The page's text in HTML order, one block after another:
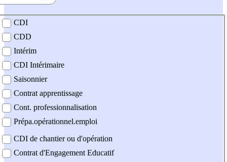
contrat
CDI
CDD
Intérim
CDI Intérimaire
Saisonnier
Contrat apprentissage
Cont. professionnalisation
Prépa.opérationnel.emploi
CDI de chantier ou d'opération
Contrat d'Engagement Educatif